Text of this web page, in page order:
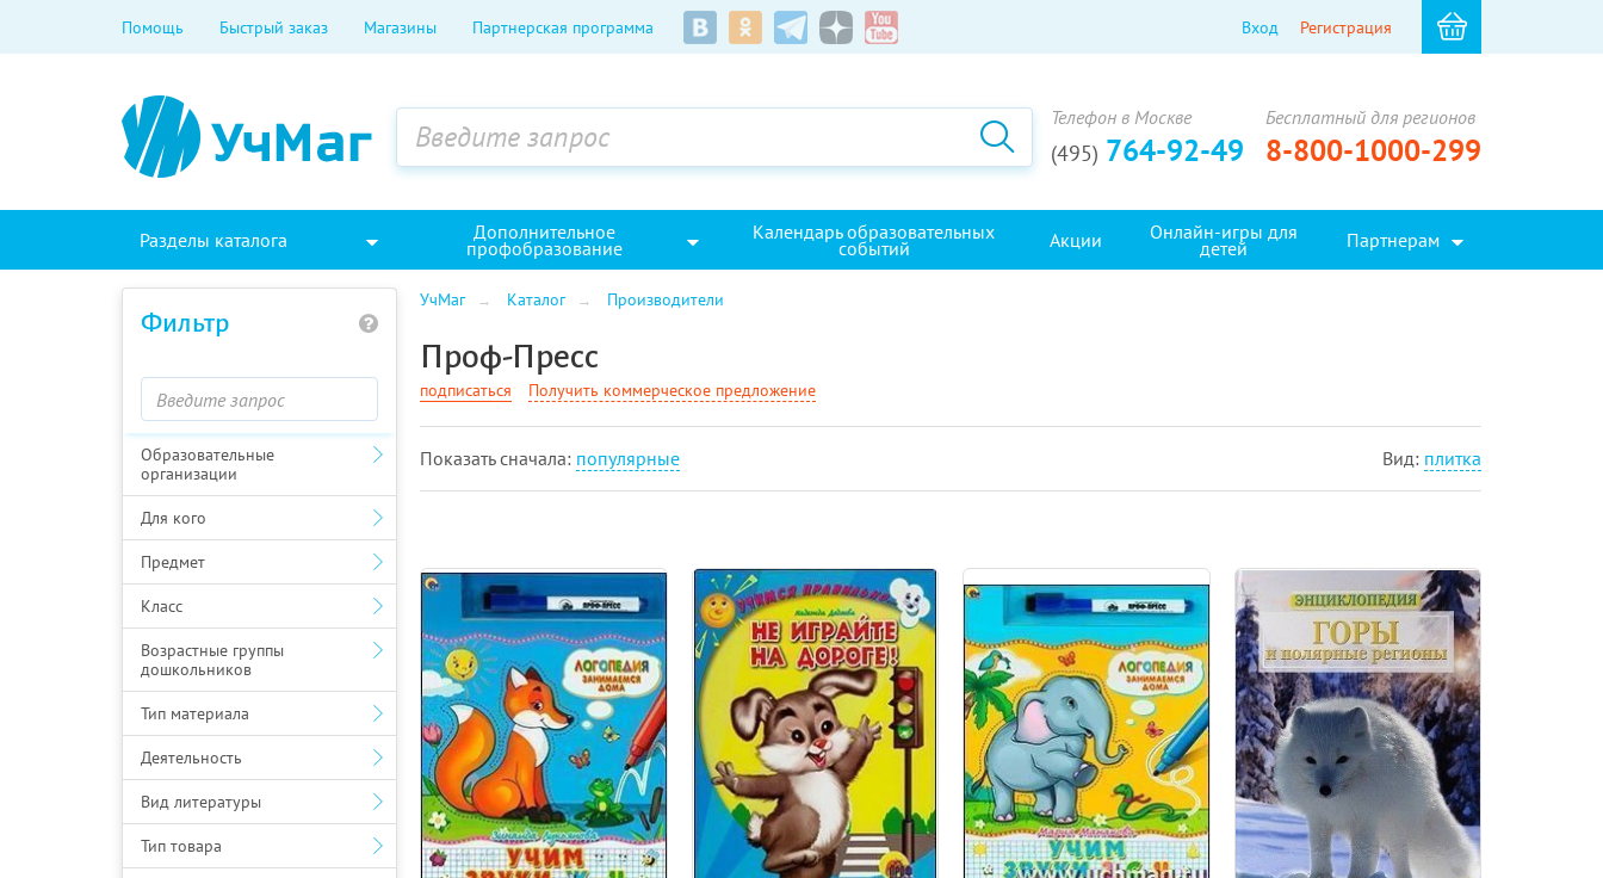
Помощь Быстрый заказ Магазины Партнерская программа Вход Регистрация
Телефон в Москве
(495) 764-92-49
Бесплатный для регионов
8-800-1000-299
Разделы каталога Дополнительное
профобразование
Календарь образовательных
событий Акции Онлайн-игры для
детей Партнерам
Фильтр
Образовательные
организации
Для кого
Предмет
Класс
Возрастные группы
дошкольников
Тип материала
Деятельность
Вид литературы
Тип товара
УчМаг Каталог Производители
Проф-Пресс
подписаться Получить коммерческое предложение
Показать cначала: популярные Вид: плитка